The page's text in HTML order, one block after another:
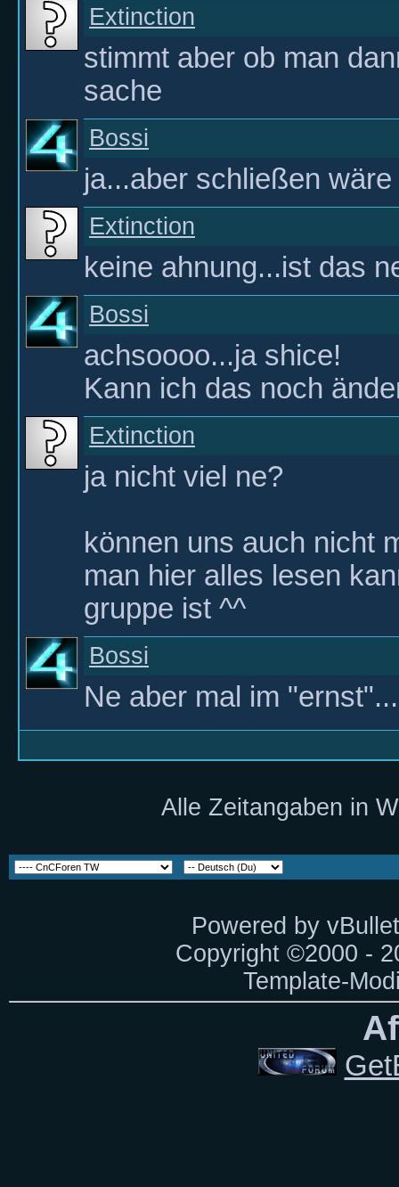
Extinction
stimmt aber ob man
sache
Bossi
ja...aber schließen
Extinction
keine ahnung...ist das
Bossi
achsoooo...ja shice!
Kann ich das noch
Extinction
ja nicht viel ne?
können uns auch nicht
man hier alles lesen
gruppe ist ^^
Bossi
Ne aber mal im
Alle Zeitangaben in
Powered by
Copyright ©2000 -
Template-